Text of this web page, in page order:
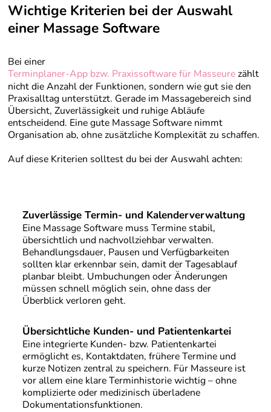
Wichtige Kriterien bei der Auswahl
einer Massage Software
Bei einer
Terminplaner-App bzw. Praxissoftware für Masseurezählt
nicht die Anzahl der Funktionen, sondern wie gut sie den
Praxisalltag unterstützt. Gerade im Massagebereich sind
Übersicht, Zuverlässigkeit und ruhige Abläufe
entscheidend. Eine gute Massage Software nimmt
Organisation ab, ohne zusätzliche Komplexität zu schaffen.
Auf diese Kriterien solltest du bei der Auswahl achten:
Zuverlässige Termin- und Kalenderverwaltung
Eine Massage Software muss Termine stabil,
übersichtlich und nachvollziehbar verwalten.
Behandlungsdauer, Pausen und Verfügbarkeiten
sollten klar erkennbar sein, damit der Tagesablauf
planbar bleibt. Umbuchungen oder Änderungen
müssen schnell möglich sein, ohne dass der
Überblick verloren geht.
Übersichtliche Kunden- und Patientenkartei
Eine integrierte Kunden- bzw. Patientenkartei
ermöglicht es, Kontaktdaten, frühere Termine und
kurze Notizen zentral zu speichern. Für Masseure ist
vor allem eine klare Terminhistorie wichtig – ohne
komplizierte oder medizinisch überladene
Dokumentationsfunktionen.